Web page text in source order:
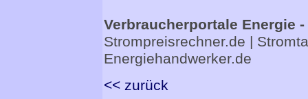
Verbraucherportale Energie
Strompreisrechner.de |
Energiehandwerker.de
<< zurück